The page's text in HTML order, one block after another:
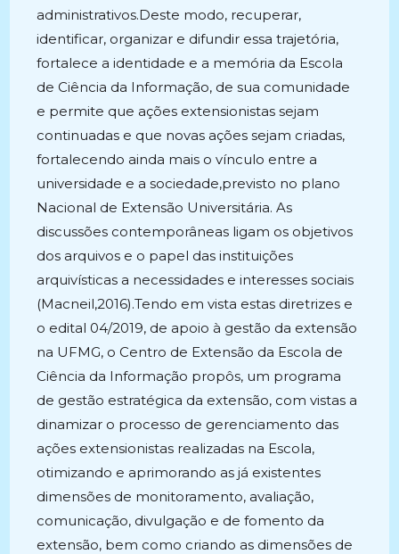
administrativos.Deste modo, recuperar,
identificar, organizar e difundir essa trajetória,
fortalece a identidade e a memória da Escola
de Ciência da Informação, de sua comunidade
e permite que ações extensionistas sejam
continuadas e que novas ações sejam criadas,
fortalecendo ainda mais o vínculo entre a
universidade e a sociedade,previsto no plano
Nacional de Extensão Universitária. As
discussões contemporâneas ligam os objetivos
dos arquivos e o papel das instituições
arquivísticas a necessidades e interesses sociais
(Macneil,2016).Tendo em vista estas diretrizes e
o edital 04/2019, de apoio à gestão da extensão
na UFMG, o Centro de Extensão da Escola de
Ciência da Informação propôs, um programa
de gestão estratégica da extensão, com vistas a
dinamizar o processo de gerenciamento das
ações extensionistas realizadas na Escola,
otimizando e aprimorando as já existentes
dimensões de monitoramento, avaliação,
comunicação, divulgação e de fomento da
extensão, bem como criando as dimensões de